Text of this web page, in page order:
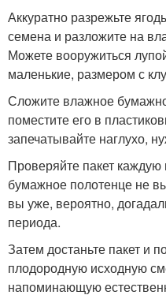
Аккуратно разрежьте
семена и разложите на
Можете вооружиться
маленькие, размером с
Сложите влажное
поместите его в
запечатывайте наглухо,
Проверяйте пакет
бумажное полотенце не
вы уже, вероятно,
периода.
Затем достаньте пакет и
плодородную исходную
напоминающую